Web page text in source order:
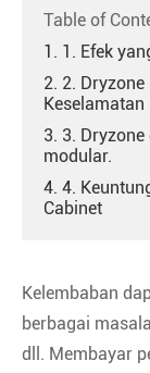
Table of
1. 1. Efek
2. 2.
Keselamatan
3. 3.
modular.
4. 4.
Cabinet
Kelembaban
berbagai
dll. Membayar